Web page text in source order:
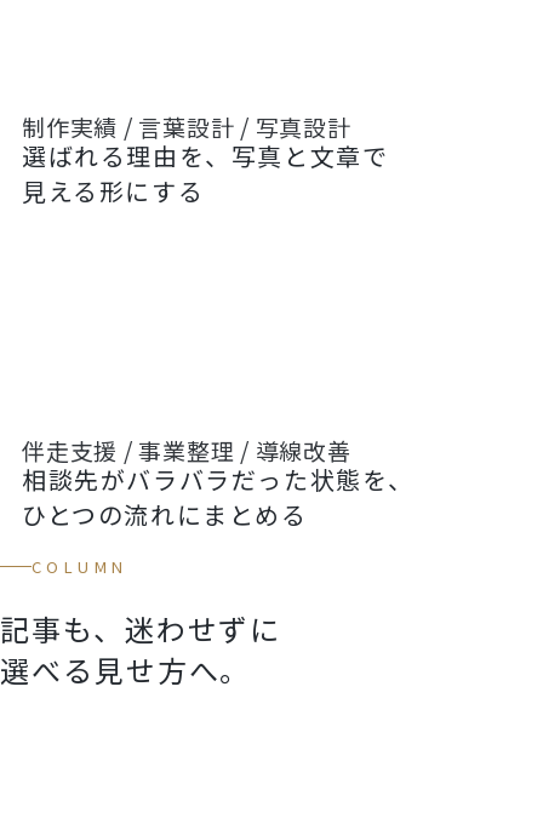
制作実績 / 言葉設計 / 写真設計
選ばれる理由を、写真と文章で
見える形にする
伴走支援 / 事業整理 / 導線改善
相談先がバラバラだった状態を、
ひとつの流れにまとめる
COLUMN
記事も、迷わせずに
選べる見せ方へ。